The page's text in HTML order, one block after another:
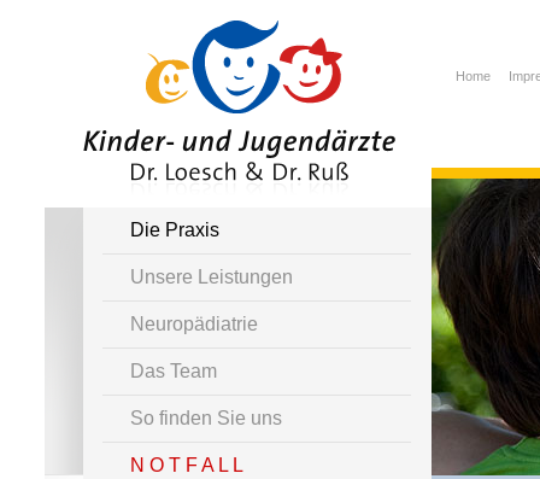
Die Praxis
Unsere Leistungen
Neuropädiatrie
Das Team
So finden Sie uns
N O T F A L L
Home